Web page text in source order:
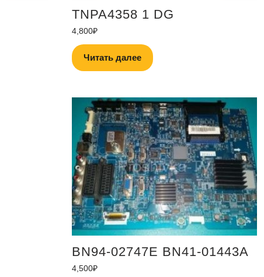
TNPA4358 1 DG
4,800₽
Читать далее
BN94-02747E BN41-01443A
4,500₽